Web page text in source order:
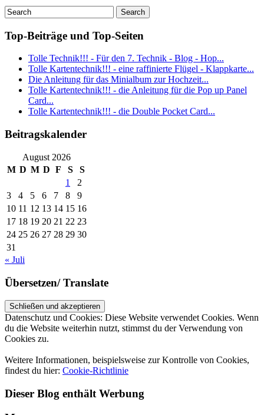
Top-Beiträge und Top-Seiten
Tolle Technik!!! - Für den 7. Technik - Blog - Hop...
Tolle Kartentechnik!!! - eine raffinierte Flügel - Klappkarte...
Die Anleitung für das Minialbum zur Hochzeit...
Tolle Kartentechnik!!! - die Anleitung für die Pop up Panel
Card...
Tolle Kartentechnik!!! - die Double Pocket Card...
Beitragskalender
August 2026
M D M D F S
S
1
2
3
4 5 6 7 8
9
10 11 12 13 14 15 16
17 18 19 20 21 22 23
24 25 26 27 28 29 30
31
« Juli
Übersetzen/ Translate
Datenschutz und Cookies: Diese Website verwendet Cookies. Wenn
du die Website weiterhin nutzt, stimmst du der Verwendung von
Cookies zu.
Weitere Informationen, beispielsweise zur Kontrolle von Cookies,
findest du hier: Cookie-Richtlinie
Dieser Blog enthält Werbung